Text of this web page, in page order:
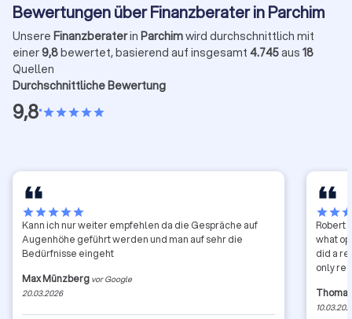
Bewertungen über Finanzberater in Parchim
Unsere Finanzberaterin Parchimwird durchschnittlich mit
einer9,8bewertet, basierend auf insgesamt 4.745aus 18
Quellen
Durchschnittliche Bewertung
9,8•starstarstarstarstar
starstarstarstarstar
Kann ich nur weiter empfehlen da die Gespräche auf
Augenhöhe geführt werden und man auf sehr die
Bedürfnisse eingeht
Max Münzberg vor Google
20.03.2026
starstar
Robert
what
did a
only